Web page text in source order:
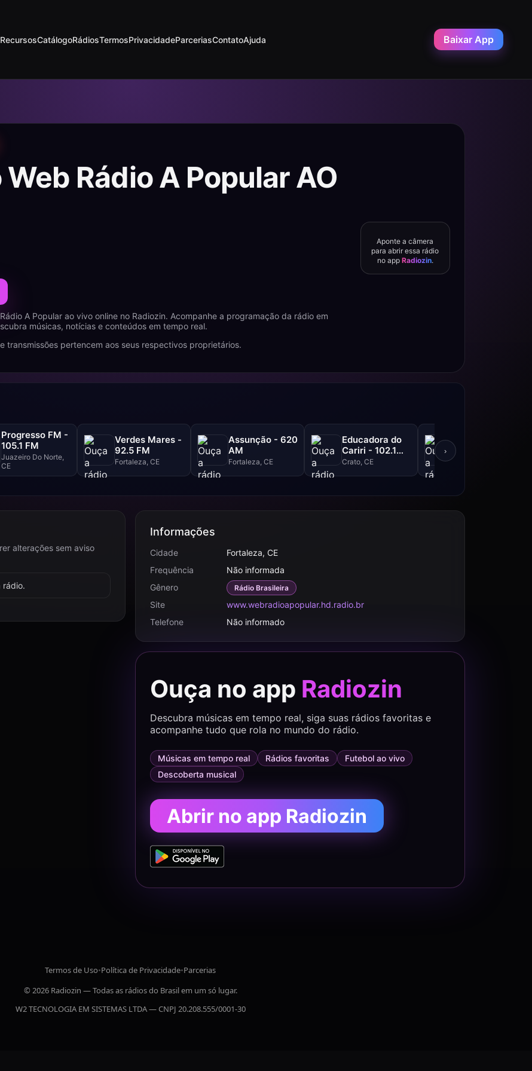
RecursosCatálogoRádiosTermosPrivacidadeParceriasContatoAjuda Baixar App
Web Rádio A Popular AO
A Popular ao vivo online no Radiozin. Acompanhe a programação da rádio em
músicas, notícias e conteúdos em tempo real.
transmissões pertencem aos seus respectivos proprietários.
Aponte a câmera
para abrir essa rádio
no app Radiozin.
Progresso FM -
105.1 FM
Juazeiro Do Norte,
CE
Verdes Mares -
92.5 FM
Fortaleza, CE
Assunção - 620
AM
Fortaleza, CE
Educadora do
Cariri - 102.1
FM
Crato, CE
105.3 FM
›
alterações sem aviso
rádio.
Informações
Cidade
Fortaleza, CE
Frequência
Não informada
Gênero
Rádio Brasileira
Site
www.webradioapopular.hd.radio.br
Telefone
Não informado
Ouça no app Radiozin
Descubra músicas em tempo real, siga suas rádios favoritas e
acompanhe tudo que rola no mundo do rádio.
Músicas em tempo real Rádios favoritas
Futebol ao vivo
Descoberta musical
Abrir no app Radiozin
Termos de Uso•Política de Privacidade•Parcerias
© 2026 Radiozin — Todas as rádios do Brasil em um só lugar.
W2 TECNOLOGIA EM SISTEMAS LTDA — CNPJ 20.208.555/0001-30